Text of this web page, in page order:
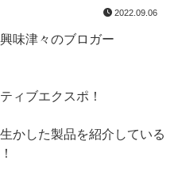
2022.09.06
味津々のブロガー
ィブエクスポ！
かした製品を紹介している